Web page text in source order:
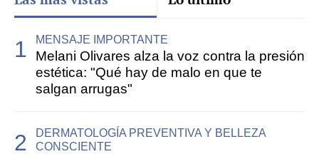
MENSAJE IMPORTANTE
Melani Olivares alza la voz contra la presión
estética: "Qué hay de malo en que te
salgan arrugas"
DERMATOLOGÍA PREVENTIVA Y BELLEZA
CONSCIENTE